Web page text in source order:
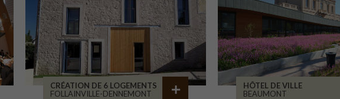
CRÉATION DE 6 LOGEMENTS
FOLLAINVILLE-DENNEMONT
HÔTEL DE VILLE
BEAUMONT